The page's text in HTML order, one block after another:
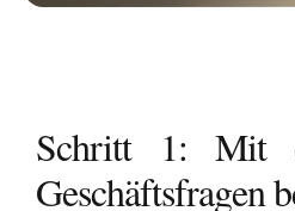
Schritt 1: Mit
Geschäftsfragen